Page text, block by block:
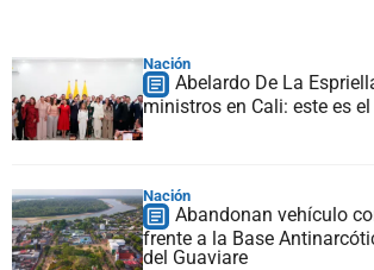
Nación
Abelardo De La
ministros en Cali: este es
Nación
Abandonan vehículo
frente a la Base
del Guaviare